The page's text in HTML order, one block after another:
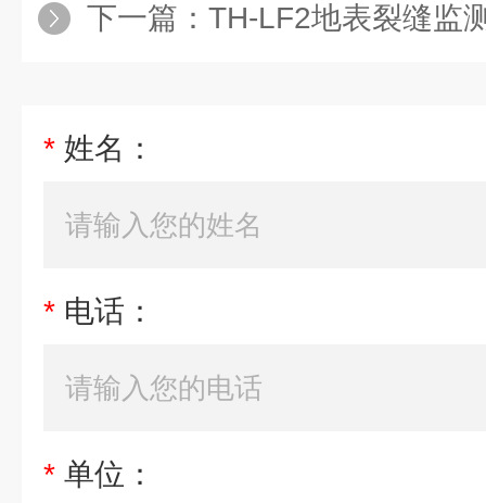
下一篇： TH-LF2地表裂缝监
* 姓名：
* 电话：
* 单位：